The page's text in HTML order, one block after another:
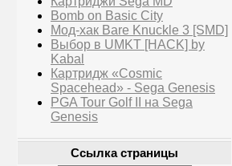
Bomb on Basic City
Мод-хак Bare Knuckle 3 [SMD]
Выбор в UMKT [HACK] by
Kabal
Картридж «Cosmic
Spacehead» - Sega Genesis
PGA Tour Golf II на Sega
Genesis
Ссылка страницы